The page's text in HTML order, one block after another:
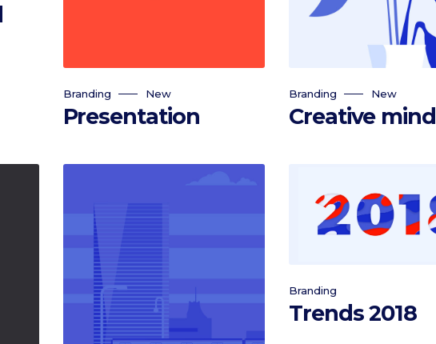
Branding New
Presentation
Branding New
Creative mind
Branding
Trends 2018